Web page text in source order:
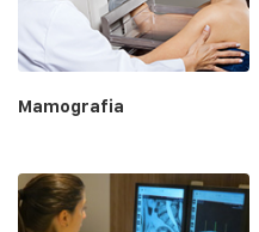
Mamografia